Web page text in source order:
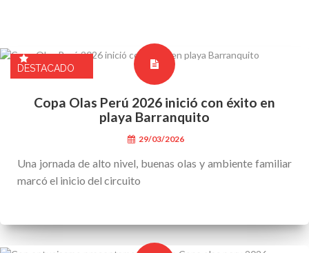
DESTACADO
Copa Olas Perú 2026 inició con éxito en
playa Barranquito
29/03/2026
Una jornada de alto nivel, buenas olas y ambiente familiar
marcó el inicio del circuito
DESTACADO
DESTACADO
DESTACADO
DESTACADO
DESTACADO
DESTACADO
DESTACADO
DESTACADO
DESTACADO
DESTACADO
DESTACADO
DESTACADO
DESTACADO
DESTACADO
DESTACADO
DESTACADO
DESTACADO
DESTACADO
DESTACADO
DESTACADO
DESTACADO
DESTACADO
DESTACADO
DESTACADO
DESTACADO
DESTACADO
DESTACADO
DESTACADO
DESTACADO
DESTACADO
DESTACADO